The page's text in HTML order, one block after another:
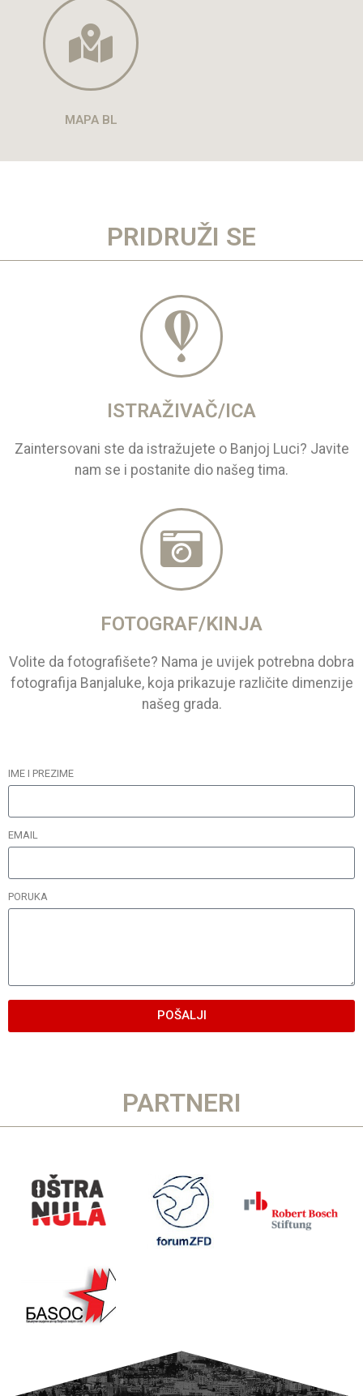
MAPA BL
PRIDRUŽI SE
ISTRAŽIVAČ/ICA
Zaintersovani ste da istražujete o Banjoj Luci? Javite
nam se i postanite dio našeg tima.
FOTOGRAF/KINJA
Volite da fotografišete? Nama je uvijek potrebna dobra
fotografija Banjaluke, koja prikazuje različite dimenzije
našeg grada.
IME I PREZIME
EMAIL
PORUKA
POŠALJI
PARTNERI